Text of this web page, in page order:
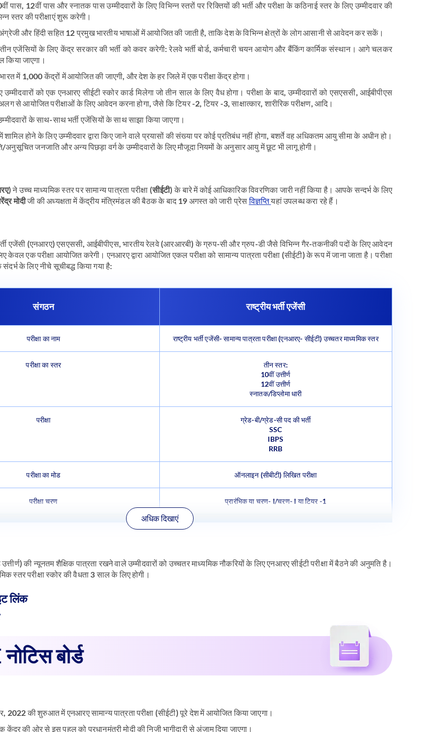
पास, 12वीं पास और स्नातक पास उम्मीदवारों के लिए विभिन्न स्तरों पर रिक्तियों की भर्ती और परीक्षा के कठिनाई स्तर के लिए उम्मीदवार की
स्तर की परीक्षाएं शुरू करेगी।
अंग्रेजी और हिंदी सहित 12 प्रमुख भारतीय भाषाओं में आयोजित की जाती है, ताकि देश के विभिन्न क्षेत्रों के लोग आसानी से आवेदन कर सकें।
तीन एजेंसियों के लिए केंद्र सरकार की भर्ती को कवर करेगी: रेलवे भर्ती बोर्ड, कर्मचारी चयन आयोग और बैंकिंग कार्मिक संस्थान। आगे चलकर
किया जाएगा।
भारत में 1,000 केंद्रों में आयोजित की जाएगी, और देश के हर जिले में एक परीक्षा केंद्र होगा।
उम्मीदवारों को एक एनआरए सीईटी स्कोर कार्ड मिलेगा जो तीन साल के लिए वैध होगा। परीक्षा के बाद, उम्मीदवारों को एसएससी, आईबीपीएस
से आयोजित परीक्षाओं के लिए आवेदन करना होगा, जैसे कि टियर -2, टियर -3, साक्षात्कार, शारीरिक परीक्षण, आदि।
के साथ-साथ भर्ती एजेंसियों के साथ साझा किया जाएगा।
शामिल होने के लिए उम्मीदवार द्वारा किए जाने वाले प्रयासों की संख्या पर कोई प्रतिबंध नहीं होगा, बशर्ते वह अधिकतम आयु सीमा के अधीन हो।
अनुसूचित जनजाति और अन्य पिछड़ा वर्ग के उम्मीदवारों के लिए मौजूदा नियमों के अनुसार आयु में छूट भी लागू होगी।
) ने उच्च माध्यमिक स्तर पर सामान्य पात्रता परीक्षा (सीईटी) के बारे में कोई आधिकारिक विवरणिका जारी नहीं किया है। आपके सन्दर्भ के लिए
मोदीजी की अध्यक्षता में केंद्रीय मंत्रिमंडल की बैठक के बाद 19 अगस्त को जारी प्रेसविज्ञप्तियहां उपलब्ध करा रहे हैं।
एजेंसी (एनआरए) एसएससी, आईबीपीएस, भारतीय रेलवे (आरआरबी) के ग्रुप-सी और ग्रुप-डी जैसे विभिन्न गैर-तकनीकी पदों के लिए आवेदन
केवल एक परीक्षा आयोजित करेगी। एनआरए द्वारा आयोजित एकल परीक्षा को सामान्य पात्रता परीक्षा (सीईटी) के रूप में जाना जाता है। परीक्षा
के लिए नीचे सूचीबद्ध किया गया है:
संगठन राष्ट्रीय भर्ती एजेंसी
परीक्षा का नाम राष्ट्रीय भर्ती एजेंसी- सामान्य पात्रता परीक्षा (एनआरए- सीईटी) उच्चतर माध्यमिक स्तर
परीक्षा का स्तर
तीन स्तर:
10वीं उत्तीर्ण
12वीं उत्तीर्ण
स्नातक/डिप्लोमा धारी
परीक्षा
ग्रेड-बी/ग्रेड-सी पद की भर्ती
SSC
IBPS
RRB
परीक्षा का मोड ऑनलाइन (सीबीटी) लिखित परीक्षा
परीक्षा चरण प्रारंभिक या चरण- I/चरण- I या टियर -1
अधिक दिखाएं
उत्तीर्ण) की न्यूनतम शैक्षिक पात्रता रखने वाले उम्मीदवारों को उच्चतर माध्यमिक नौकरियों के लिए एनआरए सीईटी परीक्षा में बैठने की अनुमति है।
स्तर परीक्षा स्कोर की वैधता 3 साल के लिए होगी।
लिंक
बोर्ड
की शुरुआत में एनआरए सामान्य पात्रता परीक्षा (सीईटी) पूरे देश में आयोजित किया जाएगा।
केंद्र की ओर से इस पहल को प्रधानमंत्री मोदी की निजी भागीदारी से अंजाम दिया जाएगा।